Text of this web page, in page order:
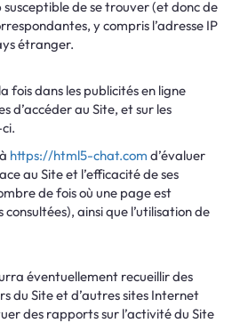
susceptible de se trouver (et donc de
y compris l’adresse IP
étranger.
fois dans les publicités en ligne
d’accéder au Site, et sur les
https://html5-chat.com d’évaluer
au Site et l’efficacité de ses
de fois où une page est
ainsi que l’utilisation de
éventuellement recueillir des
du Site et d’autres sites Internet
des rapports sur l’activité du Site